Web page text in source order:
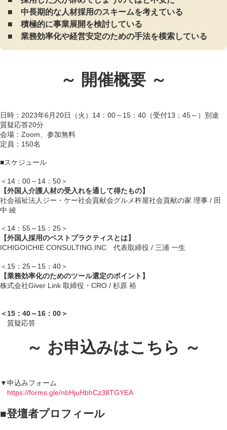
■ 中長期的な人材採用のスキームを考えている
■ 積極的に事業展開を検討している
■ 業務効率化や経営安定のための手法を模索している
～ 開催概要 ～
日時：2023年6月20日（火）14：00～15：40（受付13：45～）別途
質疑応答20分
会場：Zoom、参加無料
定員：150名
■スケジュール
＜14：00～14：50＞
【外国人介護人材の受入れを通して得たもの】
社会福祉法人ジー・ケー社会貢献会グルメ杵屋社会貢献の家 理事 / 田
中 綾
＜14：55～15：25＞
【外国人採用のベストプラクティスとは】
ICHIGOICHIE CONSULTING,INC 代表取締役 / 三浦 一生
＜15：25～15：40＞
【業務効率化のためのツール選定のポイント】
株式会社Giver Link 取締役・CRO / 杉原 裕
＜15：40～16：00＞
質疑応答
～ お申込みはこちら ～
▼申込みフォーム
https://forms.gle/nbHjuHbhCz38TGYEA
■登壇者プロフィール